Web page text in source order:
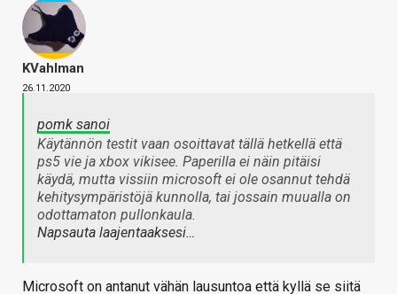
KVahlman
26.11.2020
pomk sanoi
Käytännön testit vaan osoittavat tällä hetkellä että
ps5 vie ja xbox vikisee. Paperilla ei näin pitäisi
käydä, mutta vissiin microsoft ei ole osannut tehdä
kehitysympäristöjä kunnolla, tai jossain muualla on
odottamaton pullonkaula.
Napsauta laajentaaksesi…
Microsoft on antanut vähän lausuntoa että kyllä se siitä